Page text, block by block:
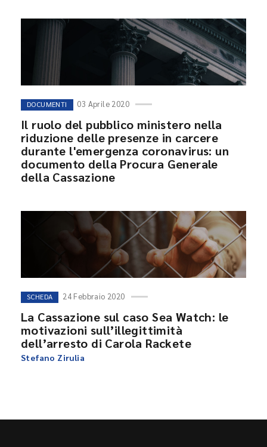
DOCUMENTI 03 Aprile 2020
Il ruolo del pubblico ministero nella
riduzione delle presenze in carcere
durante l'emergenza coronavirus: un
documento della Procura Generale
della Cassazione
SCHEDA 24 Febbraio 2020
La Cassazione sul caso Sea Watch: le
motivazioni sull’illegittimità
dell’arresto di Carola Rackete
Stefano Zirulia